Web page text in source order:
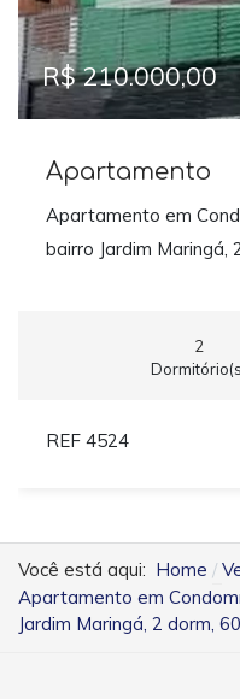
R$ 210.000,00
Apartamento
Apartamento em
bairro Jardim Maringá,
2
REF 4524
Você está aqui: Home
Apartamento em
Jardim Maringá, 2 dorm,